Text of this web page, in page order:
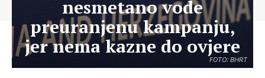
FOTO: BHRT
nesmetano vode
preuranjenu kampanju,
jer nema kazne do ovjere